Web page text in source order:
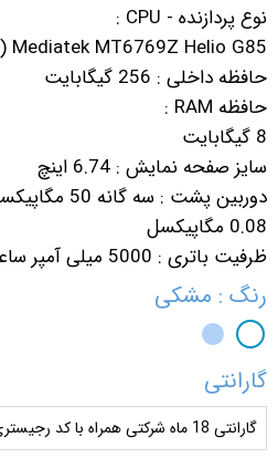
نوع پردازنده - CPU :
Mediatek MT6769Z Helio G85 (12 نانومتری)
حافظه داخلی : 256 گیگابایت
حافظه RAM :
8 گیگابایت
سایز صفحه نمایش : 6.74 اینچ
0.08 مگاپیکسل
ظرفیت باتری : 5000 میلی‌ آمپر ساعت
رنگ : مشکی
گارانتی
گارانتی 18 ماه شرکتی همراه با کد رجیستری